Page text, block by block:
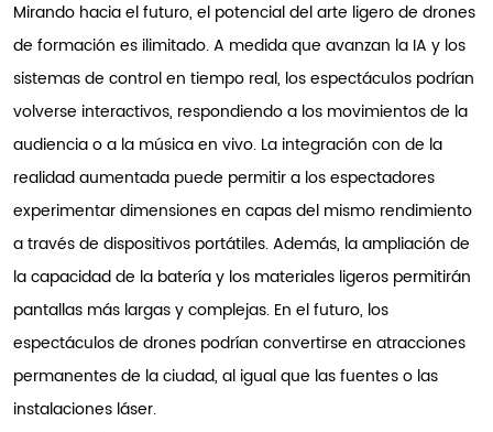
Mirando hacia el futuro, el potencial del arte ligero de drones
de formación es ilimitado. A medida que avanzan la IA y los
sistemas de control en tiempo real, los espectáculos podrían
volverse interactivos, respondiendo a los movimientos de la
audiencia o a la música en vivo. La integración con de la
realidad aumentada puede permitir a los espectadores
experimentar dimensiones en capas del mismo rendimiento
a través de dispositivos portátiles. Además, la ampliación de
la capacidad de la batería y los materiales ligeros permitirán
pantallas más largas y complejas. En el futuro, los
espectáculos de drones podrían convertirse en atracciones
permanentes de la ciudad, al igual que las fuentes o las
instalaciones láser.